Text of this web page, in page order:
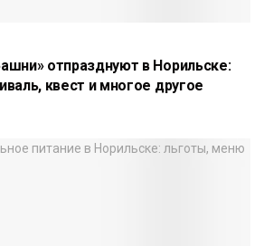
отпразднуют в Норильске:
квест и многое другое